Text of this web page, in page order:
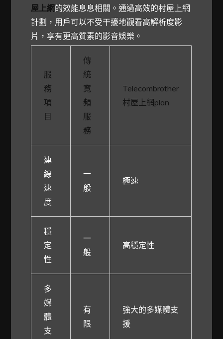
屋上網的效能息息相關。通過高效的村屋上網
計劃，用戶可以不受干擾地觀看高解析度影
片，享有更高質素的影音娛樂。
服
務
項
目
傳
統
寬
頻
服
務
Telecombrother
村屋上網plan
連
線
速
度
一
般
極速
穩
定
性
一
般
高穩定性
多
媒
體
支
有
限
強大的多媒體支
援